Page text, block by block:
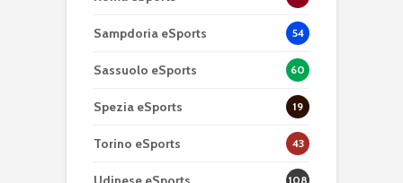
Sampdoria eSports 54
Sassuolo eSports 60
Spezia eSports 19
Torino eSports 43
108